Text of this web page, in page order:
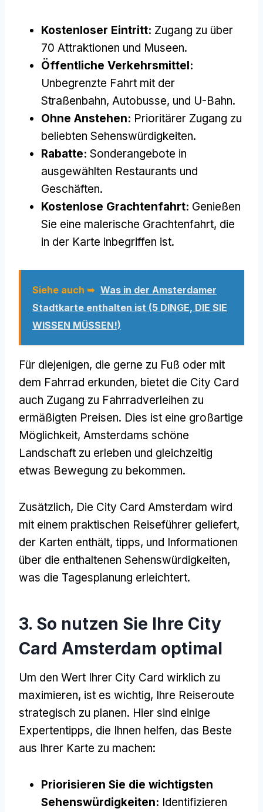
Kostenloser Eintritt: Zugang zu über
70 Attraktionen und Museen.
Öffentliche Verkehrsmittel:
Unbegrenzte Fahrt mit der
Straßenbahn, Autobusse, und U-Bahn.
Ohne Anstehen: Prioritärer Zugang zu
beliebten Sehenswürdigkeiten.
Rabatte: Sonderangebote in
ausgewählten Restaurants und
Geschäften.
Kostenlose Grachtenfahrt: Genießen
Sie eine malerische Grachtenfahrt, die
in der Karte inbegriffen ist.
Siehe auch ➥ Was in der Amsterdamer
Stadtkarte enthalten ist (5 DINGE, DIE SIE
WISSEN MÜSSEN!)
Für diejenigen, die gerne zu Fuß oder mit
dem Fahrrad erkunden, bietet die City Card
auch Zugang zu Fahrradverleihen zu
ermäßigten Preisen. Dies ist eine großartige
Möglichkeit, Amsterdams schöne
Landschaft zu erleben und gleichzeitig
etwas Bewegung zu bekommen.
Zusätzlich, Die City Card Amsterdam wird
mit einem praktischen Reiseführer geliefert,
der Karten enthält, tipps, und Informationen
über die enthaltenen Sehenswürdigkeiten,
was die Tagesplanung erleichtert.
3. So nutzen Sie Ihre City
Card Amsterdam optimal
Um den Wert Ihrer City Card wirklich zu
maximieren, ist es wichtig, Ihre Reiseroute
strategisch zu planen. Hier sind einige
Expertentipps, die Ihnen helfen, das Beste
aus Ihrer Karte zu machen:
Priorisieren Sie die wichtigsten
Sehenswürdigkeiten: Identifizieren